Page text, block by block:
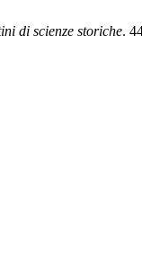
di scienze storiche.